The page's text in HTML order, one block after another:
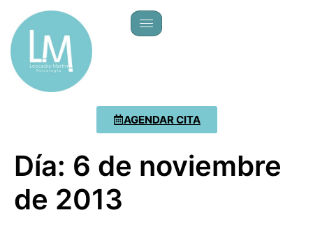
AGENDAR CITA
Día: 6 de noviembre
de 2013